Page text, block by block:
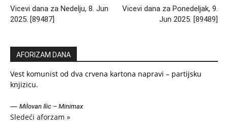
Vicevi dana za Nedelju, 8. Jun
2025. [89487]
Vicevi dana za Ponedeljak, 9.
Jun 2025. [89489]
AFORIZAM DANA
Vest komunist od dva crvena kartona napravi – partijsku
knjizicu.
— Milovan Ilic – Minimax
Sledeći aforzam »